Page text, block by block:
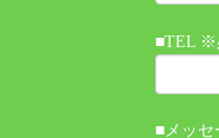
■TEL ※
■メッ